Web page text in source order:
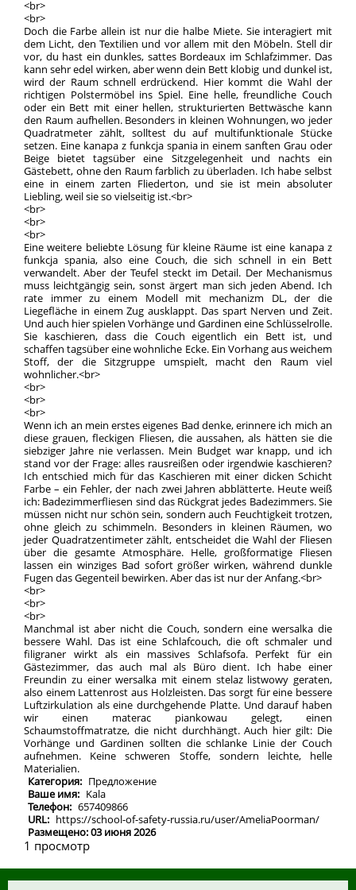
<br>
<br>
Doch die Farbe allein ist nur die halbe Miete. Sie interagiert mit
dem Licht, den Textilien und vor allem mit den Möbeln. Stell dir
vor, du hast ein dunkles, sattes Bordeaux im Schlafzimmer. Das
kann sehr edel wirken, aber wenn dein Bett klobig und dunkel ist,
wird der Raum schnell erdrückend. Hier kommt die Wahl der
richtigen Polstermöbel ins Spiel. Eine helle, freundliche Couch
oder ein Bett mit einer hellen, strukturierten Bettwäsche kann
den Raum aufhellen. Besonders in kleinen Wohnungen, wo jeder
Quadratmeter zählt, solltest du auf multifunktionale Stücke
setzen. Eine kanapa z funkcja spania in einem sanften Grau oder
Beige bietet tagsüber eine Sitzgelegenheit und nachts ein
Gästebett, ohne den Raum farblich zu überladen. Ich habe selbst
eine in einem zarten Fliederton, und sie ist mein absoluter
Liebling, weil sie so vielseitig ist.<br>
<br>
<br>
<br>
Eine weitere beliebte Lösung für kleine Räume ist eine kanapa z
funkcja spania, also eine Couch, die sich schnell in ein Bett
verwandelt. Aber der Teufel steckt im Detail. Der Mechanismus
muss leichtgängig sein, sonst ärgert man sich jeden Abend. Ich
rate immer zu einem Modell mit mechanizm DL, der die
Liegefläche in einem Zug ausklappt. Das spart Nerven und Zeit.
Und auch hier spielen Vorhänge und Gardinen eine Schlüsselrolle.
Sie kaschieren, dass die Couch eigentlich ein Bett ist, und
schaffen tagsüber eine wohnliche Ecke. Ein Vorhang aus weichem
Stoff, der die Sitzgruppe umspielt, macht den Raum viel
wohnlicher.<br>
<br>
<br>
<br>
Wenn ich an mein erstes eigenes Bad denke, erinnere ich mich an
diese grauen, fleckigen Fliesen, die aussahen, als hätten sie die
siebziger Jahre nie verlassen. Mein Budget war knapp, und ich
stand vor der Frage: alles rausreißen oder irgendwie kaschieren?
Ich entschied mich für das Kaschieren mit einer dicken Schicht
Farbe – ein Fehler, der nach zwei Jahren abblätterte. Heute weiß
ich: Badezimmerfliesen sind das Rückgrat jedes Badezimmers. Sie
müssen nicht nur schön sein, sondern auch Feuchtigkeit trotzen,
ohne gleich zu schimmeln. Besonders in kleinen Räumen, wo
jeder Quadratzentimeter zählt, entscheidet die Wahl der Fliesen
über die gesamte Atmosphäre. Helle, großformatige Fliesen
lassen ein winziges Bad sofort größer wirken, während dunkle
Fugen das Gegenteil bewirken. Aber das ist nur der Anfang.<br>
<br>
<br>
<br>
Manchmal ist aber nicht die Couch, sondern eine wersalka die
bessere Wahl. Das ist eine Schlafcouch, die oft schmaler und
filigraner wirkt als ein massives Schlafsofa. Perfekt für ein
Gästezimmer, das auch mal als Büro dient. Ich habe einer
Freundin zu einer wersalka mit einem stelaz listwowy geraten,
also einem Lattenrost aus Holzleisten. Das sorgt für eine bessere
Luftzirkulation als eine durchgehende Platte. Und darauf haben
wir einen materac piankowau gelegt, einen
Schaumstoffmatratze, die nicht durchhängt. Auch hier gilt: Die
Vorhänge und Gardinen sollten die schlanke Linie der Couch
aufnehmen. Keine schweren Stoffe, sondern leichte, helle
Materialien.
Категория: Предложение
Ваше имя: Kala
Телефон: 657409866
URL: https://school-of-safety-russia.ru/user/AmeliaPoorman/
Размещено: 03 июня 2026
1 просмотр